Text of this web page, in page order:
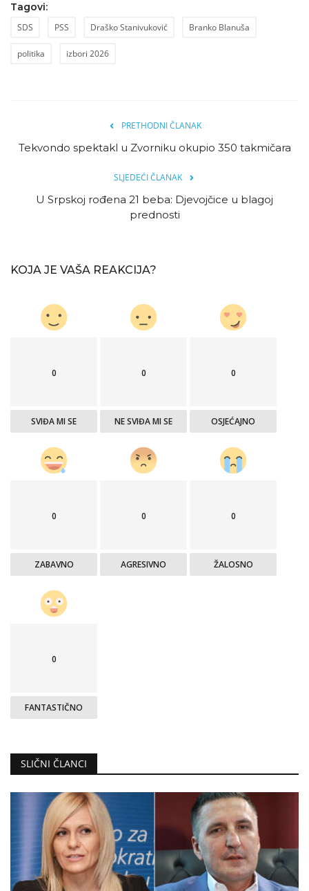
Tagovi:
SDS PSS Draško Stanivuković Branko Blanuša
politika izbori 2026
PRETHODNI ČLANAK
Tekvondo spektakl u Zvorniku okupio 350 takmičara
SLJEDEĆI ČLANAK
U Srpskoj rođena 21 beba: Djevojčice u blagoj
prednosti
KOJA JE VAŠA REAKCIJA?
0
SVIĐA MI SE
0
NE SVIĐA MI SE
0
OSJEĆAJNO
0
ZABAVNO
0
AGRESIVNO
0
ŽALOSNO
0
FANTASTIČNO
SLIČNI ČLANCI